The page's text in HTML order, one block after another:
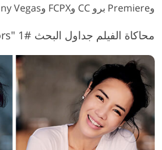
وPremiere برو CC وFCPX وSony Vegas وAfter Effects ومحرري الفيديو الآخرين.
محاكاة الفيلم جداول البحث #1 "Beige Colors"